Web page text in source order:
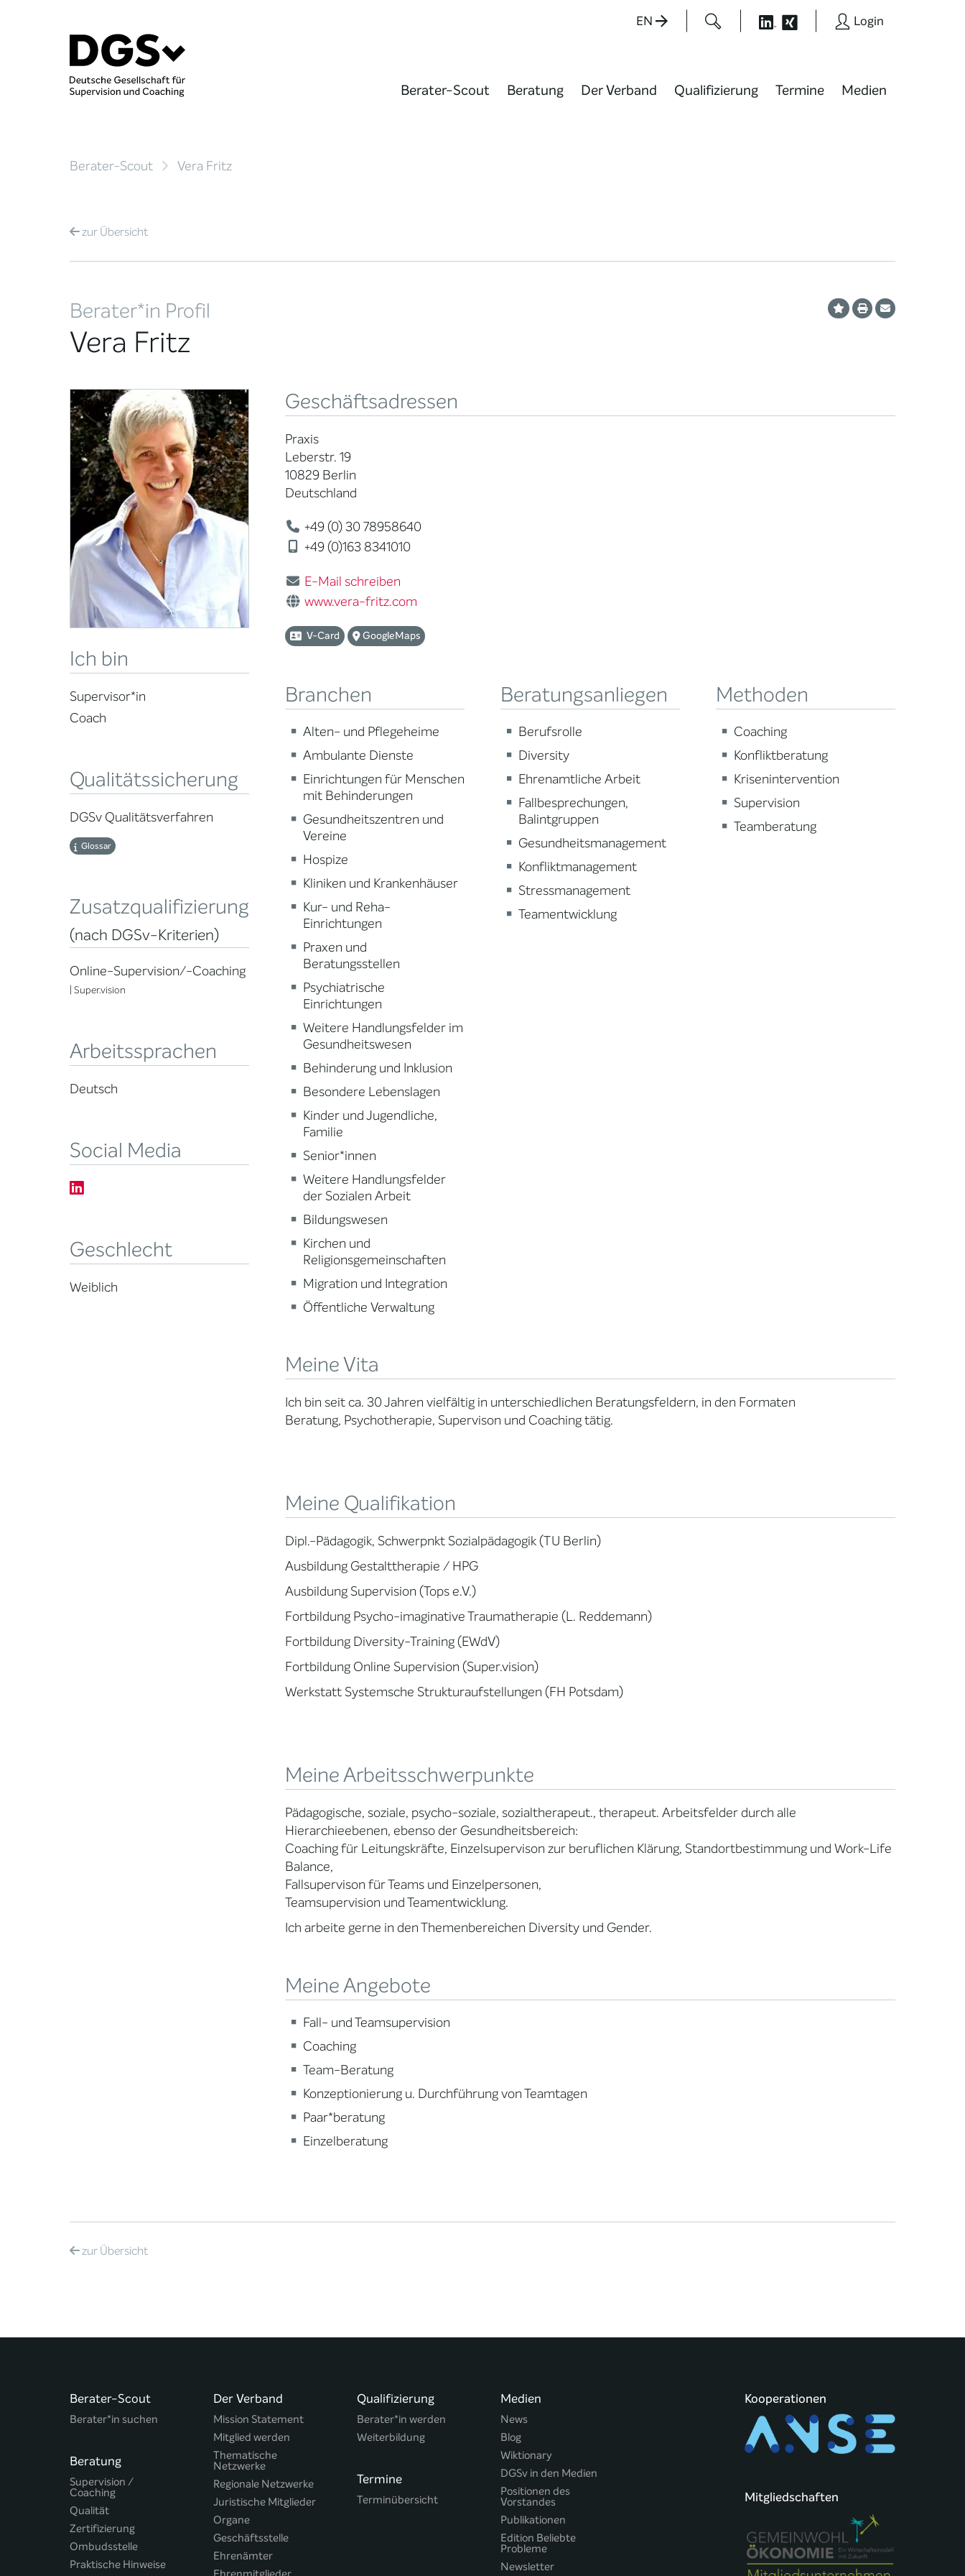
EN Login
Berater-Scout Beratung Der Verband Qualifizierung Termine Medien
Berater-Scout Vera Fritz
zurÜbersicht
Berater*in Profil
Vera Fritz
Ich bin
Supervisor*in
Coach
Qualitätssicherung
DGSv Qualitätsverfahren
Glossar
Zusatzqualifizierung
(nach DGSv-Kriterien)
Online-Supervision/-Coaching
| Super.vision
Arbeitssprachen
Deutsch
Social Media
Geschlecht
Weiblich
Geschäftsadressen
Praxis
Leberstr. 19
10829 Berlin
Deutschland
+49 (0) 30 78958640
+49 (0)163 8341010
E-Mail schreiben
www.vera-fritz.com
V-Card GoogleMaps
Branchen
Alten- und Pflegeheime
Ambulante Dienste
Einrichtungen für Menschen
mit Behinderungen
Gesundheitszentren und
Vereine
Hospize
Kliniken und Krankenhäuser
Kur- und Reha-
Einrichtungen
Praxen und
Beratungsstellen
Psychiatrische
Einrichtungen
Weitere Handlungsfelder im
Gesundheitswesen
Behinderung und Inklusion
Besondere Lebenslagen
Kinder und Jugendliche,
Familie
Senior*innen
Weitere Handlungsfelder
der Sozialen Arbeit
Bildungswesen
Kirchen und
Religionsgemeinschaften
Migration und Integration
Öffentliche Verwaltung
Beratungsanliegen
Berufsrolle
Diversity
Ehrenamtliche Arbeit
Fallbesprechungen,
Balintgruppen
Gesundheitsmanagement
Konfliktmanagement
Stressmanagement
Teamentwicklung
Methoden
Coaching
Konfliktberatung
Krisenintervention
Supervision
Teamberatung
Meine Vita
Ich bin seit ca. 30 Jahren vielfältig in unterschiedlichen Beratungsfeldern, in den Formaten
Beratung, Psychotherapie, Supervison und Coaching tätig.
Meine Qualifikation
Dipl.-Pädagogik, Schwerpnkt Sozialpädagogik (TU Berlin)
Ausbildung Gestalttherapie / HPG
Ausbildung Supervision (Tops e.V.)
Fortbildung Psycho-imaginative Traumatherapie (L. Reddemann)
Fortbildung Diversity-Training (EWdV)
Fortbildung Online Supervision (Super.vision)
Werkstatt Systemsche Strukturaufstellungen (FH Potsdam)
Meine Arbeitsschwerpunkte
Pädagogische, soziale, psycho-soziale, sozialtherapeut., therapeut. Arbeitsfelder durch alle
Hierarchieebenen, ebenso der Gesundheitsbereich:
Coaching für Leitungskräfte, Einzelsupervison zur beruflichen Klärung, Standortbestimmung und Work-Life
Balance,
Fallsupervison für Teams und Einzelpersonen,
Teamsupervision und Teamentwicklung.
Ich arbeite gerne in den Themenbereichen Diversity und Gender.
Meine Angebote
Fall- und Teamsupervision
Coaching
Team-Beratung
Konzeptionierung u. Durchführung von Teamtagen
Paar*beratung
Einzelberatung
zurÜbersicht
Berater-Scout
Berater*in suchen
Beratung
Supervision /
Coaching
Qualität
Zertifizierung
Ombudsstelle
Praktische Hinweise
Der Verband
Mission Statement
Mitglied werden
Thematische
Netzwerke
Regionale Netzwerke
Juristische Mitglieder
Organe
Geschäftsstelle
Ehrenämter
Qualifizierung
Berater*in werden
Weiterbildung
Termine
Terminübersicht
Medien
News
Blog
Wiktionary
DGSv in den Medien
Positionen des
Vorstandes
Publikationen
Edition Beliebte
Probleme
Newsletter
Kooperationen
Mitgliedschaften